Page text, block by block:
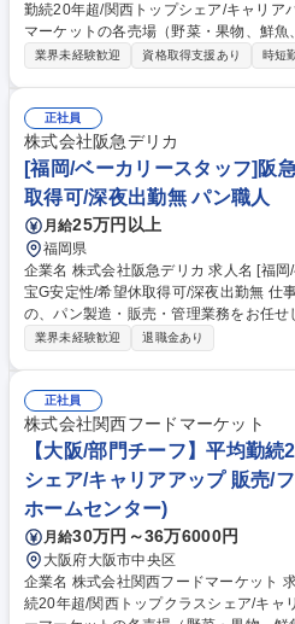
勤続20年超/関西トップシェア/キャリアパス多数◎ 仕事
マーケットの各売場（野菜・果物、鮮
任者としてご勤務いただきます。将来
トしますが、具体的には店舗売上予算
売計画、運営計画の立案 ・計画に基づ
面、取り組みに対する振り返り ・部門
といった業務を担当部門内で実践していただきます。
リア/チーフ】平均勤続20年超/関西トッ
業界未経験歓迎 資格取得支援あり 時短
正社員
株式会社阪急デリカ
[福岡/ベーカリースタッフ]阪
取得可/深夜出勤無 パン職人
月給25万円以上
福岡県
企業名 株式会社阪急デリカ 求人名 [福岡/ベーカリースタッフ]阪急阪神東
宝G安定性/希望休取得可/深夜出勤無 仕事の内容 阪急ベーカリーの店舗で
の、パン製造・販売・管理業務をお任
等、基本業務の経験を経て将来的には
ど）/分割⇒成型⇒焼成⇒仕上げ/接客＆
注業務/売上管理/アルバイト育成など ～
うため、おいしいパンが作れるかはスタ
【キャリアパス】一人で店舗をまわせ
になった方もいらっしゃいます。 募集職種 [福岡/ベーカリースタッフ]阪急
阪神東宝G安定性/希望休取得可/深夜出
業界未経験歓迎 退職金あり
正社員
株式会社関西フードマーケット
【大阪/部門チーフ】平均勤
シェア/キャリアアップ 販売/
ホームセンター)
月給30万円～36万6000円
大阪府大阪市中央区
企業名 株式会社関西フードマーケット 求人名 【大阪/部門チーフ】平均勤
続20年超/関西トップクラスシェア/キャリアアップ◎